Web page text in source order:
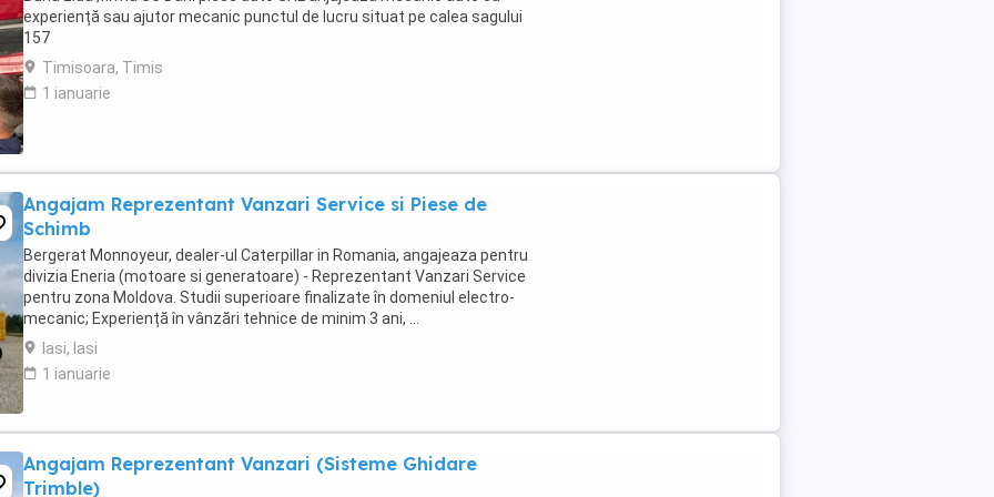
experiență sau ajutor mecanic punctul de lucru situat pe calea sagului
157
Timisoara, Timis
1 ianuarie
Angajam Reprezentant Vanzari Service si Piese de
Schimb
Bergerat Monnoyeur, dealer-ul Caterpillar in Romania, angajeaza pentru
divizia Eneria (motoare si generatoare) - Reprezentant Vanzari Service
pentru zona Moldova. Studii superioare finalizate în domeniul electro-
mecanic; Experiență în vânzări tehnice de minim 3 ani, ...
Iasi, Iasi
1 ianuarie
Angajam Reprezentant Vanzari (Sisteme Ghidare
Trimble)